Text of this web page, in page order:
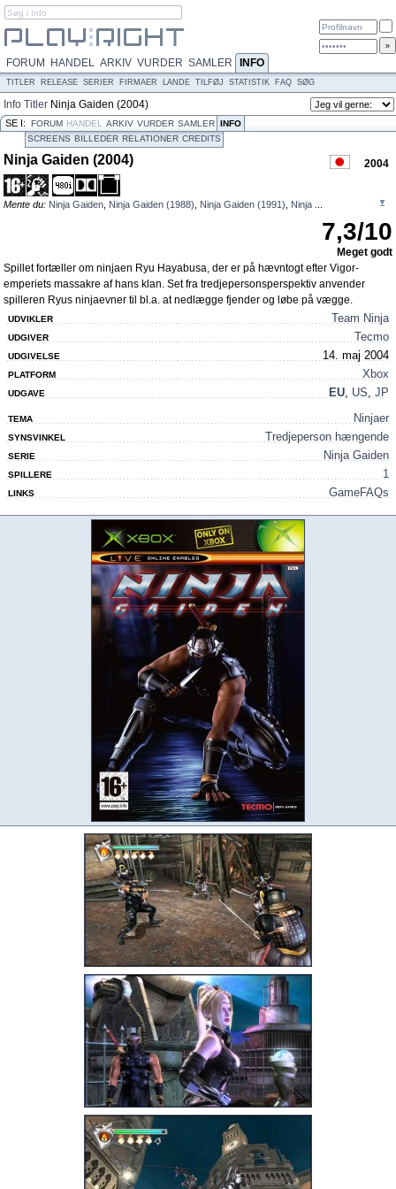
FORUM HANDEL ARKIV VURDER SAMLER INFO
TITLER RELEASE SERIER FIRMAER LANDE TILFØJ STATISTIK FAQ SØG
Info Titler Ninja Gaiden (2004)
SE I: FORUM HANDEL ARKIV VURDER SAMLER INFO
SCREENS BILLEDER RELATIONER CREDITS
Ninja Gaiden (2004) 2004
Mente du: Ninja Gaiden Ninja Gaiden (1988) Ninja Gaiden (1991) Ninja
7,3/10
Meget godt
Spillet fortæller om ninjaen Ryu Hayabusa, der er på hævntogt efter Vigor-
emperiets massakre af hans klan. Set fra tredjepersonsperspektiv anvender
spilleren Ryus ninjaevner til bl.a. at nedlægge fjender og løbe på vægge.
UDVIKLER Team Ninja
UDGIVER Tecmo
UDGIVELSE 14. maj 2004
PLATFORM Xbox
UDGAVE EU, US, JP
TEMA Ninjaer
SYNSVINKEL Tredjeperson hængende
SERIE Ninja Gaiden
SPILLERE 1
LINKS GameFAQs